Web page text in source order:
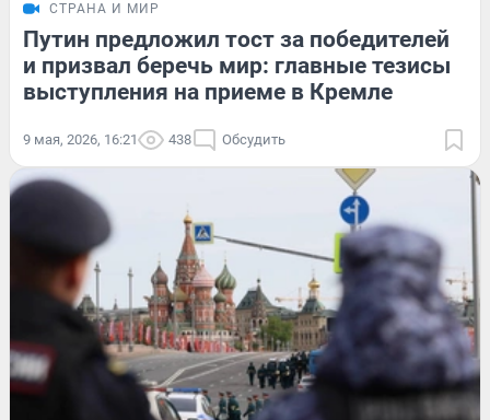
СТРАНА И МИР
Путин предложил тост за победителей
и призвал беречь мир: главные тезисы
выступления на приеме в Кремле
9 мая, 2026, 16:21 438 Обсудить